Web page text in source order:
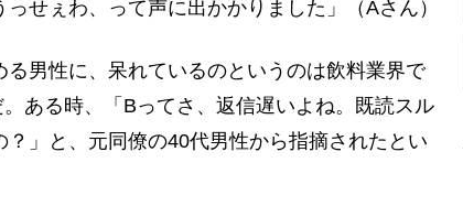
せぇわ、って声に出かかりました」（Aさん）
男性に、呆れているのというのは飲料業界で
ある時、「Bってさ、返信遅いよね。既読スル
」と、元同僚の40代男性から指摘されたとい